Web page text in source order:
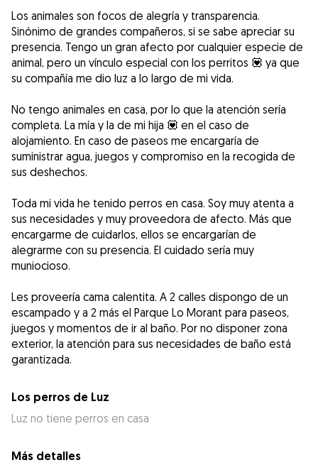
Los animales son focos de alegría y transparencia.
Sinónimo de grandes compañeros, si se sabe apreciar su
presencia. Tengo un gran afecto por cualquier especie de
animal, pero un vínculo especial con los perritos 💟 ya que
su compañía me dio luz a lo largo de mi vida.
No tengo animales en casa, por lo que la atención sería
completa. La mía y la de mi hija 💟 en el caso de
alojamiento. En caso de paseos me encargaría de
suministrar agua, juegos y compromiso en la recogida de
sus deshechos.
Toda mi vida he tenido perros en casa. Soy muy atenta a
sus necesidades y muy proveedora de afecto. Más que
encargarme de cuidarlos, ellos se encargarían de
alegrarme con su presencia. El cuidado sería muy
muniocioso.
Les proveería cama calentita. A 2 calles dispongo de un
escampado y a 2 más el Parque Lo Morant para paseos,
juegos y momentos de ir al baño. Por no disponer zona
exterior, la atención para sus necesidades de baño está
garantizada.
Los perros de Luz
Luz no tiene perros en casa
Más detalles